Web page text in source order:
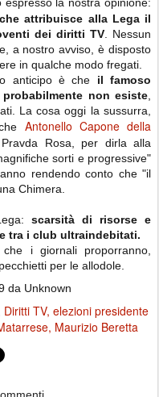
che attribuisce alla Lega il
dei diritti TV. Nessun
a nostro avviso, è disposto
in qualche modo fregati.
anticipo è che il famoso
non esiste
La cosa oggi la sussurra,
Antonello Capone della
Rosa, per dirla alla
sorti e progressive"
rendendo conto che "il
Chimera.
scarsità di risorse e
tra i club ultraindebitati.
i giornali proporranno,
per le allodole.
da Unknown
Diritti TV elezioni presidente
Maurizio Beretta